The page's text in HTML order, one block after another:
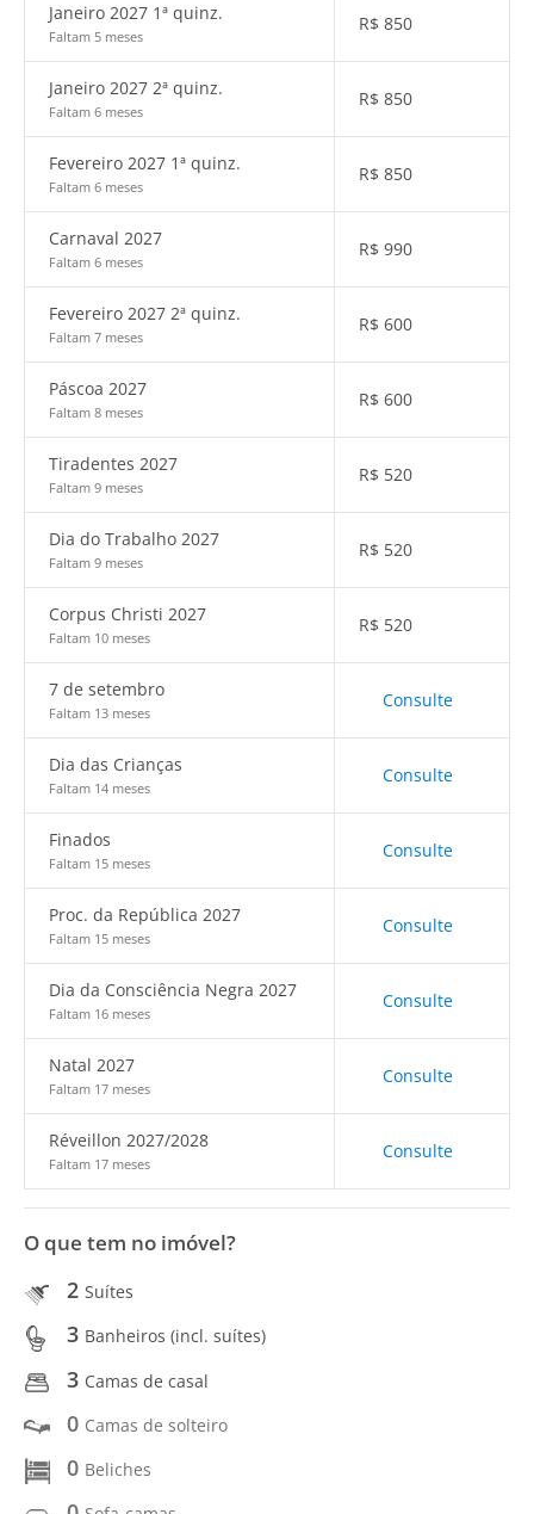
Janeiro 2027 1ª quinz.
Faltam 5 meses
R$ 850
Janeiro 2027 2ª quinz.
Faltam 6 meses
R$ 850
Fevereiro 2027 1ª quinz.
Faltam 6 meses
R$ 850
Carnaval 2027
Faltam 6 meses
R$ 990
Fevereiro 2027 2ª quinz.
Faltam 7 meses
R$ 600
Páscoa 2027
Faltam 8 meses
R$ 600
Tiradentes 2027
Faltam 9 meses
R$ 520
Dia do Trabalho 2027
Faltam 9 meses
R$ 520
Corpus Christi 2027
Faltam 10 meses
R$ 520
7 de setembro
Faltam 13 meses
Consulte
Dia das Crianças
Faltam 14 meses
Consulte
Finados
Faltam 15 meses
Consulte
Proc. da República 2027
Faltam 15 meses
Consulte
Dia da Consciência Negra 2027
Faltam 16 meses
Consulte
Natal 2027
Faltam 17 meses
Consulte
Réveillon 2027/2028
Faltam 17 meses
Consulte
O que tem no imóvel?
2 Suítes
3 Banheiros (incl. suítes)
3 Camas de casal
0 Camas de solteiro
0 Beliches